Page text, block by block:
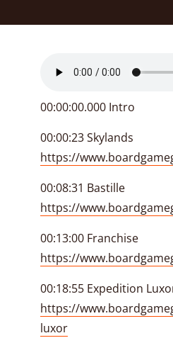
00:00:00.000 Intro
00:00:23 Skylands
https://
00:08:31 Bastille
https://
00:13:00 Franchise
https://
00:18:55 Expedition
https://
luxor